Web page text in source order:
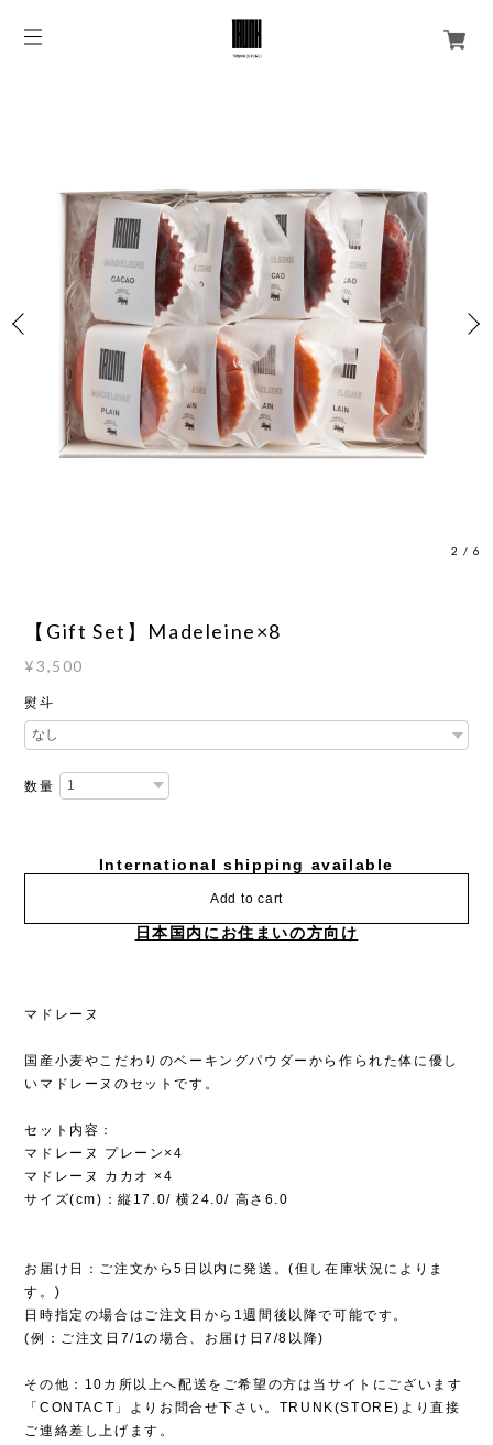
3 /6
【Gift Set】Madeleine×8
¥3,500
熨斗
数量
International shipping available
Add to cart
日本国内にお住まいの方向け
マドレーヌ
国産小麦やこだわりのベーキングパウダーから作られた体に優し
いマドレーヌのセットです。
セット内容：
マドレーヌ プレーン×4
マドレーヌ カカオ ×4
サイズ(cm)：縦17.0/ 横24.0/ 高さ6.0
お届け日：ご注文から5日以内に発送。(但し在庫状況によりま
す。)
日時指定の場合はご注文日から1週間後以降で可能です。
(例：ご注文日7/1の場合、お届け日7/8以降)
その他：10カ所以上へ配送をご希望の方は当サイトにございます
「CONTACT」よりお問合せ下さい。TRUNK(STORE)より直接
ご連絡差し上げます。